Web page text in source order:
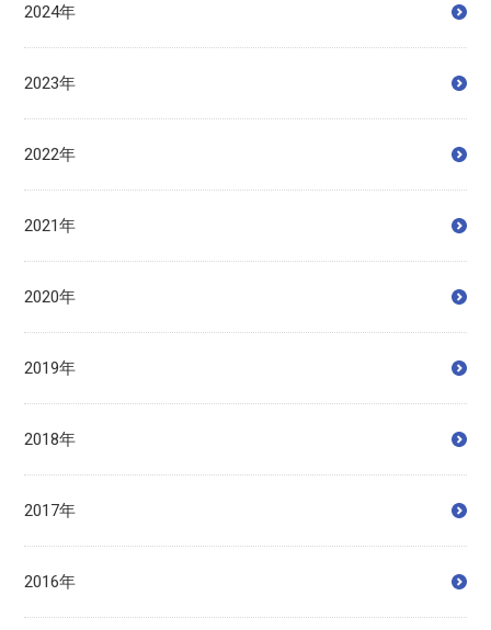
2024年
2023年
2022年
2021年
2020年
2019年
2018年
2017年
2016年